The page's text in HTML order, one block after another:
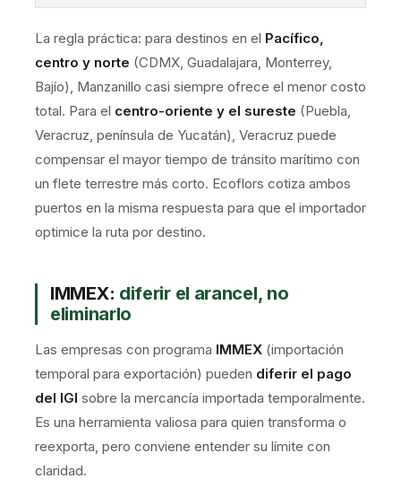
La regla práctica: para destinos en el Pacífico,
centro y norte (CDMX, Guadalajara, Monterrey,
Bajío), Manzanillo casi siempre ofrece el menor costo
total. Para el centro-oriente y el sureste (Puebla,
Veracruz, península de Yucatán), Veracruz puede
compensar el mayor tiempo de tránsito marítimo con
un flete terrestre más corto. Ecoflors cotiza ambos
puertos en la misma respuesta para que el importador
optimice la ruta por destino.
IMMEX: diferir el arancel, no
eliminarlo
Las empresas con programa IMMEX (importación
temporal para exportación) pueden diferir el pago
del IGI sobre la mercancía importada temporalmente.
Es una herramienta valiosa para quien transforma o
reexporta, pero conviene entender su límite con
claridad.